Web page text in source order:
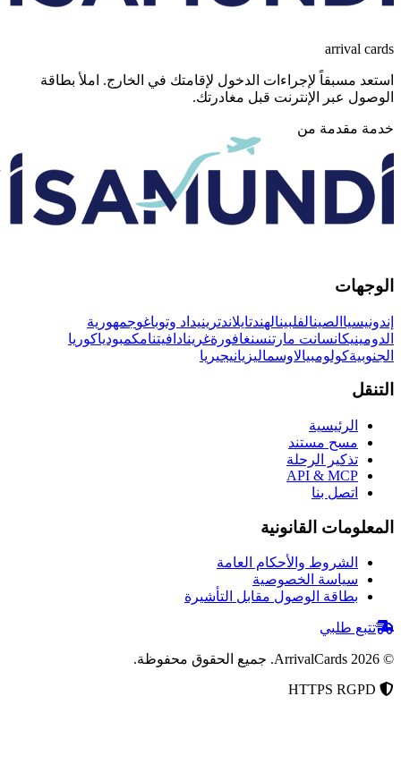
لإجراءات الدخول لإقامتك في الخارج. املأ بطاقة
الإنترنت قبل مغادرتك.
من
الصينالفلبينالهندتايلاندترينيداد وتوباغو جمهورية
سانت مارتنسنغافورةغرينادافيتنامكمبودياكوريا
لاوسماليزيانيجيريا
مستند
الرحلة
API &
بنا
القانونية
والأحكام العامة
الخصوصية
الوصول مقابل التأشيرة
جميع الحقوق محفوظة.